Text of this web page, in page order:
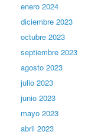
enero 2024
diciembre 2023
octubre 2023
septiembre 2023
agosto 2023
julio 2023
junio 2023
mayo 2023
abril 2023